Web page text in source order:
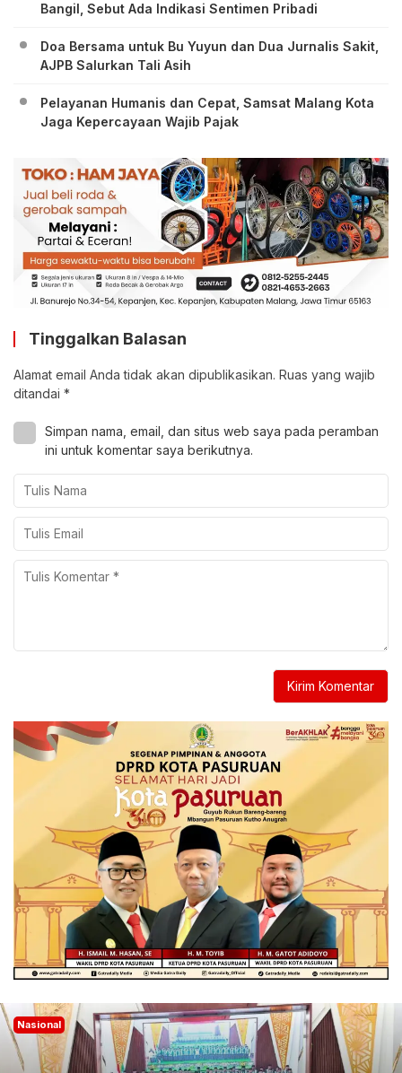
Bangil, Sebut Ada Indikasi Sentimen Pribadi
Doa Bersama untuk Bu Yuyun dan Dua Jurnalis Sakit,
AJPB Salurkan Tali Asih
Pelayanan Humanis dan Cepat, Samsat Malang Kota
Jaga Kepercayaan Wajib Pajak
Tinggalkan Balasan
Alamat email Anda tidak akan dipublikasikan. Ruas yang wajib
ditandai *
Simpan nama, email, dan situs web saya pada peramban
ini untuk komentar saya berikutnya.
Nasional